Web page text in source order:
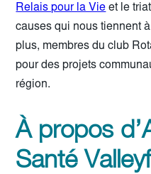
Relais pour la Vie et le
causes qui nous tiennent
plus, membres du club
pour des projets
région.
À propos
Santé